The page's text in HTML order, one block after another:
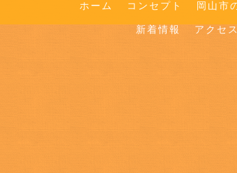
ホーム コンセプト 岡山市
新着情報 アクセス